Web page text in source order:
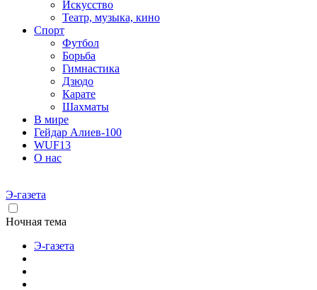
Искусство
Театр, музыка, кино
Спорт
Футбол
Борьба
Гимнастика
Дзюдо
Карате
Шахматы
В мире
Гейдар Алиев-100
WUF13
О нас
Э-газета
Ночная тема
Э-газета